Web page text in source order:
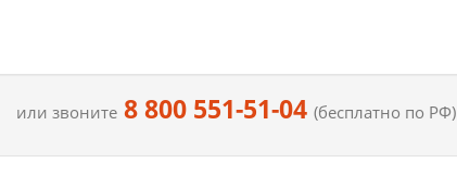
или звоните 8 800 551-51-04(бесплатно по РФ)